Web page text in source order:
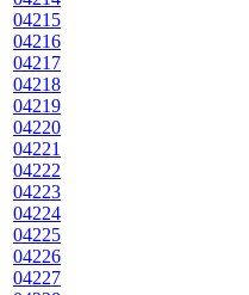
04215
04216
04217
04218
04219
04220
04221
04222
04223
04224
04225
04226
04227